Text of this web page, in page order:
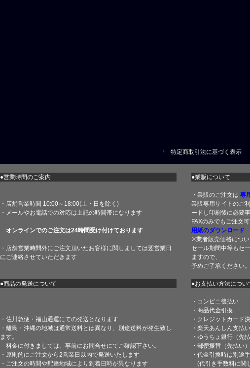
特定商取引法に基づく表示
●営業時間のご案内 ●業販について
・店舗営業時間 10:00～18:00(土・日を除く)
・メールやお電話での対応は上記の時間帯になります
オンラインでのご注文は24時間受け付けております
・店舗営業時間外にご注文頂いたお客様に関しましては翌営業日
にご連絡させていただきます
・業販のご注文は 専
業販専用サイトのご
ードし印刷後に必要
FAXのみでもご注文
用紙のダウンロード
※業者販売価格につい
セール期間中等もセ
ますので、
予めご了承ください。
●商品の発送について ●お支払い方法につい
・佐川急便・福山通運にての発送となります
・離島・沖縄の地域は通常送料とは異なり、別途送料が発生致し
ます。
料金に付きましては、事前にお問合せにてご確認下さい。
・原則的にご注文から2営業日以内で発送いたします
・ご注文の時間や配達地域により到着日時が異なります
・コンビニ後払い
・商品代金引換
・クレジットカード
・楽天あんしん支払
・ゆうちょ銀行（先払
・郵便振替（先払い）
・代金引換時は別途
(代引き手数料に関